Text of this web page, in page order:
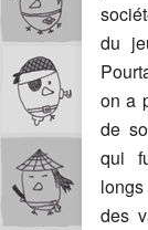
du
on a
de
qui
des